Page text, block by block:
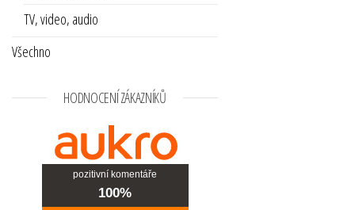
TV, video, audio
Všechno
HODNOCENÍ ZÁKAZNÍKŮ
pozitivní komentáře
100%